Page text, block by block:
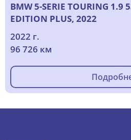
BMW 5-SERIE TOURING 1.9
EDITION PLUS, 2022
2022 г.
96 726 км